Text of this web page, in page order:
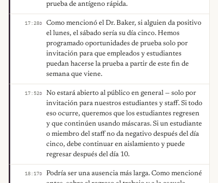
prueba de antígeno rápida.
17:28D
Como mencionó el Dr. Baker, si alguien da positivo
el lunes, el sábado sería su día cinco. Hemos
programado oportunidades de prueba solo por
invitación para que empleados y estudiantes
puedan hacerse la prueba a partir de este fin de
semana que viene.
17:52D
No estará abierto al público en general — solo por
invitación para nuestros estudiantes y staff. Si todo
eso ocurre, queremos que los estudiantes regresen
y que continúen usando máscaras. Si un estudiante
o miembro del staff no da negativo después del día
cinco, debe continuar en aislamiento y puede
regresar después del día 10.
18:17D
Podría ser una ausencia más larga. Como mencioné